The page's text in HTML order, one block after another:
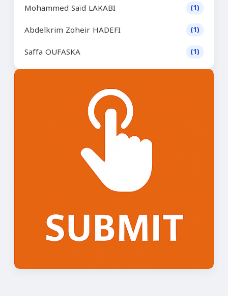
Mohammed Saïd LAKABI (1)
Abdelkrim Zoheir HADEFI (1)
Saffa OUFASKA (1)